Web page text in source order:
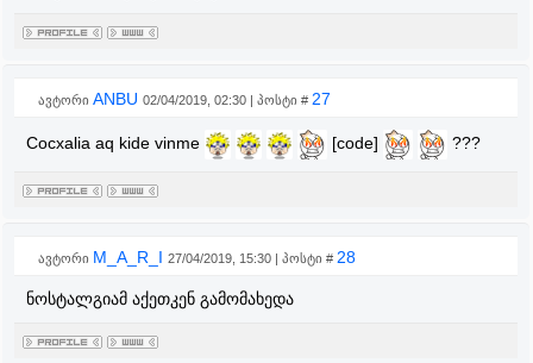
ავტორი ANBU 02/04/2019, 02:30 | პოსტი # 27
Cocxalia aq kide vinme [code] ???
ავტორი M_A_R_I 27/04/2019, 15:30 | პოსტი # 28
ნოსტალგიამ აქეთკენ გამომახედა